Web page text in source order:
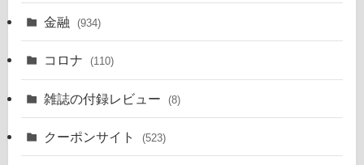
金融 (934)
コロナ (110)
雑誌の付録レビュー (8)
クーポンサイト (523)